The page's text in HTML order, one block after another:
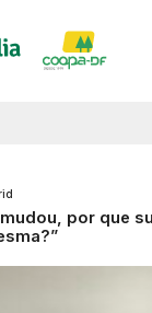
por que